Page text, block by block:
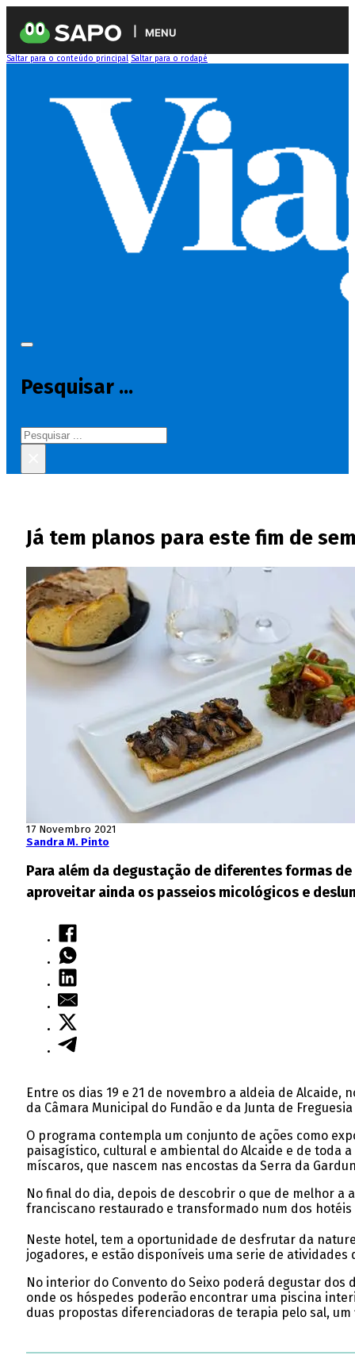
MENU
Saltar para o conteúdo principal Saltar para o rodapé
Pesquisar ...
Pesquisar
Já tem planos para este fim de
17 Novembro 2021
Sandra M. Pinto
Para além da degustação de diferentes formas
aproveitar ainda os passeios micológicos e
Entre os dias 19 e 21 de novembro a aldeia de
da Câmara Municipal do Fundão e da Junta de
O programa contempla um conjunto de ações como
paisagístico, cultural e ambiental do Alcaide e de toda
míscaros, que nascem nas encostas da Serra da
No final do dia, depois de descobrir o que de melhor
franciscano restaurado e transformado num dos
Neste hotel, tem a oportunidade de desfrutar da
jogadores, e estão disponíveis uma serie de
No interior do Convento do Seixo poderá degustar dos
onde os hóspedes poderão encontrar uma piscina
duas propostas diferenciadoras de terapia pelo sal,